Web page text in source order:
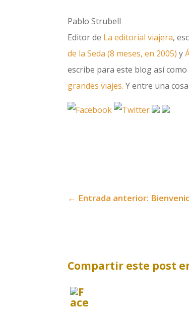
Pablo Strubell
Editor de La editorial viajera,
de la Seda (8 meses, en 2005) y
escribe para este blog así
grandes viajes. Y entre una
← Entrada anterior:
Compartir este post